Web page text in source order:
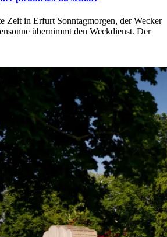
Zeit in Erfurt Sonntagmorgen, der Wecker
übernimmt den Weckdienst. Der